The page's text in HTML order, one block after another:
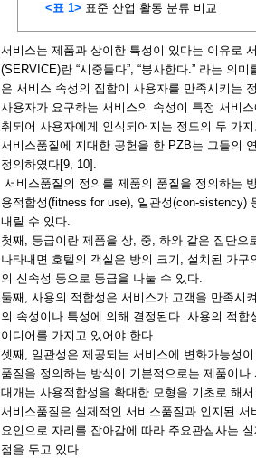
<표 1> 표준 산업 활동 분류 비교
서비스는 제품과 상이한 특성이 있다는 이유로
(SERVICE)란 “시중들다”, “봉사한다.” 라는 의
은 서비스 속성의 집합이 사용자를 만족시키는
사용자가 요구하는 서비스의 속성이 특정 서비
취되어 사용자에게 인식되어지는 정도의 두 가
서비스품질에 지대한 공헌을 한 PZB는 그들의
정의하였다[9, 10].
서비스품질의 정의를 제품의 품질을 정의하는
용적합성(fitness for use), 일관성(con-sistency)
내릴 수 있다.
첫째, 등급이란 제품을 상, 중, 하와 같은 집단으
나타내면 호텔의 객실은 방의 크기, 설치된 가
의 신속성 등으로 등급을 나눌 수 있다.
둘째, 사용의 적합성은 서비스가 고객을 만족시
의 속성이나 특성에 의해 결정된다. 사용의 적
이디어를 가지고 있어야 한다.
셋째, 일관성은 제공되는 서비스에 변화가능성
품질을 정의하는 방식이 기본적으로는 제품이
대개는 사용적합성을 확대한 모형을 기초로 해
서비스품질은 실제적인 서비스품질과 인지된
요인으로 자리를 잡아감에 따라 주요관심사는
점을 두고 있다.